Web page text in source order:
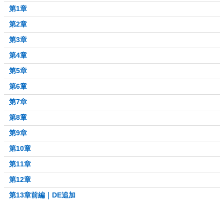
第1章
第2章
第3章
第4章
第5章
第6章
第7章
第8章
第9章
第10章
第11章
第12章
第13章前編｜DE追加